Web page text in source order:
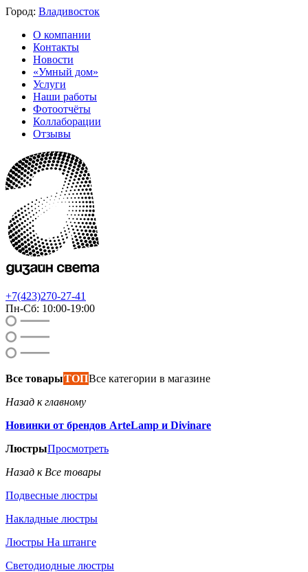
Город: Владивосток
О компании
Контакты
Новости
«Умный дом»
Услуги
Наши работы
Фотоотчёты
Коллаборации
Отзывы
+7(423)270-27-41
Пн-Сб: 10:00-19:00
Все товарыТОПВсе категории в магазине
Назад к главному
Новинки от брендов ArteLamp и Divinare
ЛюстрыПросмотреть
Назад к Все товары
Подвесные люстры
Накладные люстры
Люстры На штанге
Светодиодные люстры